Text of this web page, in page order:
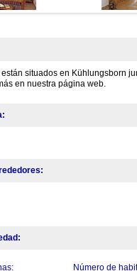
situados en Kühlungsborn
en nuestra página web.
Número de